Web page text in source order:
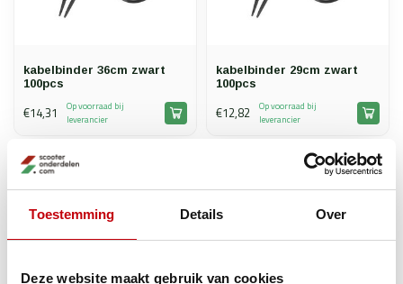
Toestemming Details Over
Deze website maakt gebruik van cookies
kabelbinder 36cm zwart
100pcs
€14,31
Op voorraad bij
leverancier
kabelbinder 29cm zwart
100pcs
€12,82
Op voorraad bij
leverancier